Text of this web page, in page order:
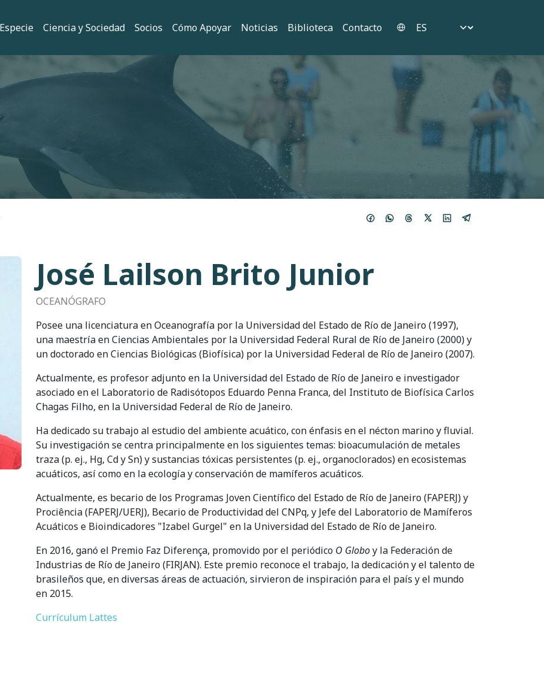
principal
Ciencia y Sociedad Socios Cómo Apoyar Noticias Biblioteca Contacto Select your language
José Lailson Brito Junior
OCEANÓGRAFO
Posee una licenciatura en Oceanografía por la Universidad del Estado de Río de Janeiro (1997),
una maestría en Ciencias Ambientales por la Universidad Federal Rural de Río de Janeiro (2000) y
un doctorado en Ciencias Biológicas (Biofísica) por la Universidad Federal de Río de Janeiro (2007).
Actualmente, es profesor adjunto en la Universidad del Estado de Río de Janeiro e investigador
asociado en el Laboratorio de Radisótopos Eduardo Penna Franca, del Instituto de Biofísica Carlos
Chagas Filho, en la Universidad Federal de Río de Janeiro.
Ha dedicado su trabajo al estudio del ambiente acuático, con énfasis en el nécton marino y fluvial.
Su investigación se centra principalmente en los siguientes temas: bioacumulación de metales
traza (p. ej., Hg, Cd y Sn) y sustancias tóxicas persistentes (p. ej., organoclorados) en ecosistemas
acuáticos, así como en la ecología y conservación de mamíferos acuáticos.
Actualmente, es becario de los Programas Joven Científico del Estado de Río de Janeiro (FAPERJ) y
Prociência (FAPERJ/UERJ), Becario de Productividad del CNPq, y Jefe del Laboratorio de Mamíferos
Acuáticos e Bioindicadores "Izabel Gurgel" en la Universidad del Estado de Río de Janeiro.
En 2016, ganó el Premio Faz Diferença, promovido por el periódico O Globoy la Federación de
Industrias de Río de Janeiro (FIRJAN). Este premio reconoce el trabajo, la dedicación y el talento de
brasileños que, en diversas áreas de actuación, sirvieron de inspiración para el país y el mundo
en 2015.
Currículum Lattes